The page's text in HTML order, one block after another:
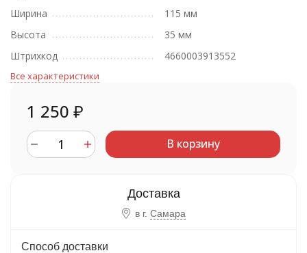
Ширина
115 мм
Высота
35 мм
Штрихкод
4660003913552
Все характеристики
1 250 ₽
В корзину
в г. Самара
Способ доставки